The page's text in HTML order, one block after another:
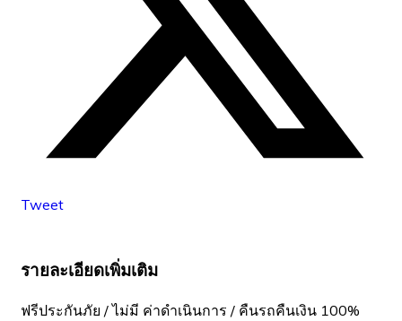
Tweet
รายละเอียดเพิ่มเติม
ฟรีประกันภัย / ไม่มี ค่าดำเนินการ / คืนรถคืนเงิน 100%